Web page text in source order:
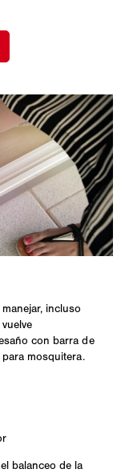
incluso
con barra de
mosquitera.
balanceo de la